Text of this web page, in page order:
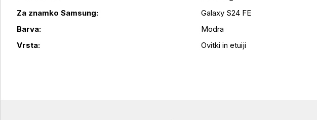
Podrobnosti izdelka
Za znamko Samsung:
Galaxy S24 FE
Barva:
Modra
Vrsta:
Ovitki in etuiji